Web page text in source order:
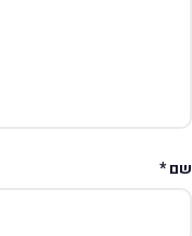
*